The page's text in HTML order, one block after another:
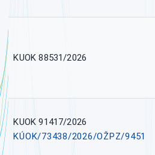
KUOK 88531/2026
KUOK 91417/2026
KÚOK/73438/2026/OŽPZ/9451